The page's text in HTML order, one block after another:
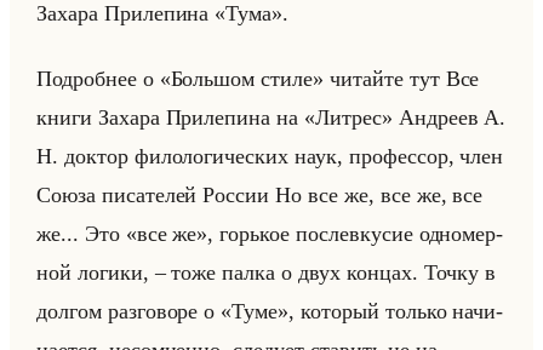
За­ха­ра При­ле­пи­на «Тума».
По­дроб­нее о «Большом стиле» чи­тайте тут Все
книги За­ха­ра При­ле­пи­на на «Литрес» Ан­дре­ев А.
Н. док­тор фи­ло­ло­ги­че­ских наук, про­фес­сор, член
Союза пи­са­те­лей Рос­сии Но все же, все же, все
же... Это «все же», горькое по­сле­вку­сие од­но­мер­
ной ло­ги­ки, – тоже палка о двух кон­цах. Точку в
дол­гом раз­го­во­ре о «Туме», ко­то­рый только на­чи­